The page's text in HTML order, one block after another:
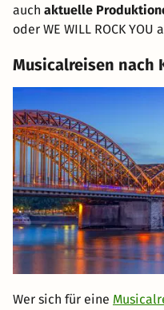
auch aktuelle
oder WE WILL ROCK YOU
Musicalreisen nach
Wer sich für eine